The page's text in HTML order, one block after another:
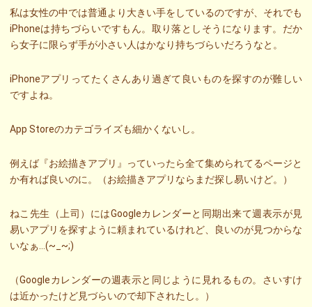
私は女性の中では普通より大きい手をしているのですが、それでも
iPhoneは持ちづらいですもん。取り落としそうになります。だか
ら女子に限らず手が小さい人はかなり持ちづらいだろうなと。
iPhoneアプリってたくさんあり過ぎて良いものを探すのが難しい
ですよね。
App Storeのカテゴライズも細かくないし。
例えば『お絵描きアプリ』っていったら全て集められてるページと
か有れば良いのに。（お絵描きアプリならまだ探し易いけど。）
ねこ先生（上司）にはGoogleカレンダーと同期出来て週表示が見
易いアプリを探すように頼まれているけれど、良いのが見つからな
いなぁ…(~_~;)
（Googleカレンダーの週表示と同じように見れるもの。さいすけ
は近かったけど見づらいので却下されたし。）